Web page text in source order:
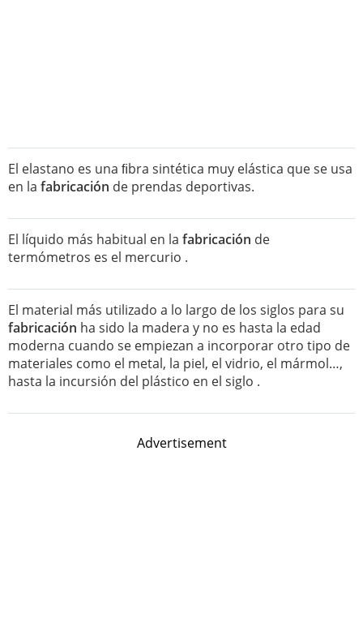
El elastano es una ﬁbra sintética muy elástica que se usa
en la fabricación de prendas deportivas.
El líquido más habitual en la fabricación de
termómetros es el mercurio .
El material más utilizado a lo largo de los siglos para su
fabricación ha sido la madera y no es hasta la edad
moderna cuando se empiezan a incorporar otro tipo de
materiales como el metal, la piel, el vidrio, el mármol…,
hasta la incursión del plástico en el siglo .
Advertisement